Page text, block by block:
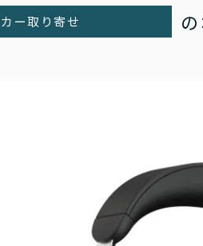
ー取り寄せ